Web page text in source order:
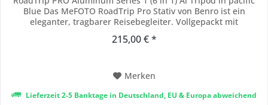
Blue Das MeFOTO RoadTrip Pro Stativ von Benro ist ein
eleganter, tragbarer Reisebegleiter. Vollgepackt mit
einzigartige Stativ alles, was Sie brauchen, wenn Sie
215,00 € *
Merken
Lieferzeit 2-5 Banktage in Deutschland, EU & Europa abweichend